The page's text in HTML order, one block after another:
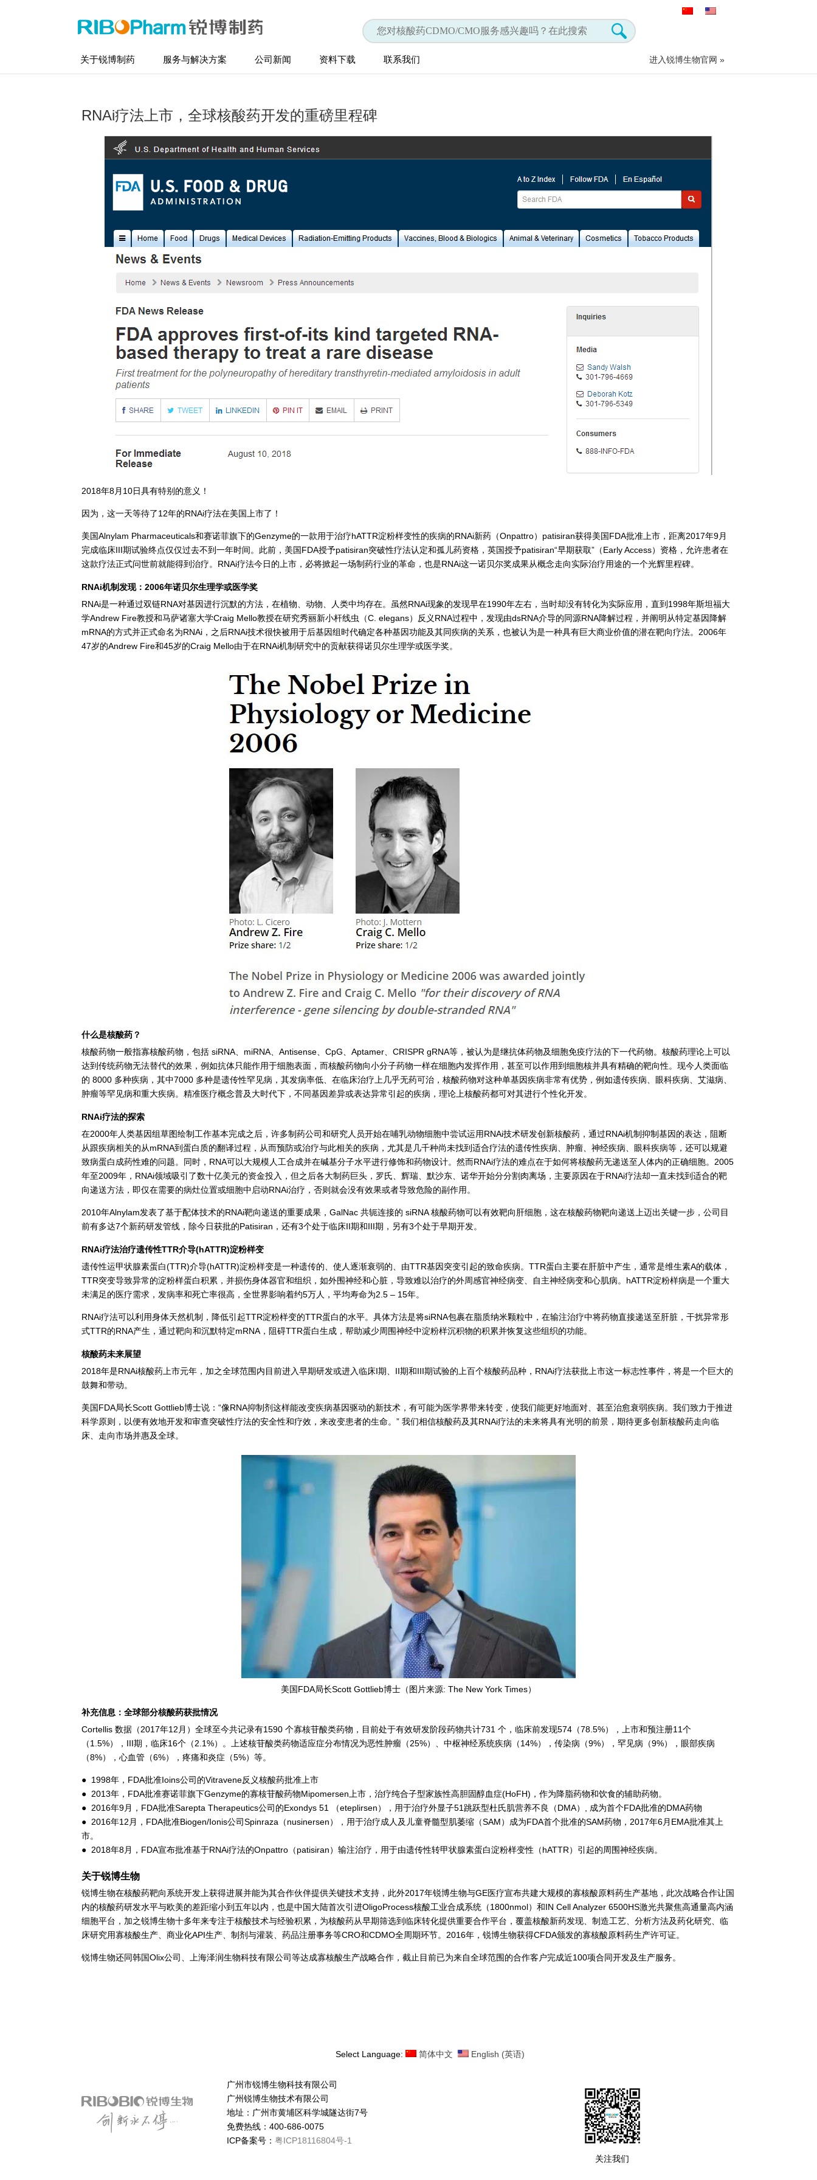
关于锐博制药 服务与解决方案 公司新闻 资料下载 联系我们 进入锐博生物官网 »
RNAi疗法上市，全球核酸药开发的重磅里程碑
2018年8月10日具有特别的意义！
因为，这一天等待了12年的RNAi疗法在美国上市了！
美国Alnylam Pharmaceuticals和赛诺菲旗下的Genzyme的一款用于治疗hATTR淀粉样变性的疾病的RNAi新药（Onpattro）patisiran获得美国FDA批准上市，距离2017年9月
完成临床III期试验终点仅仅过去不到一年时间。此前，美国FDA授予patisiran突破性疗法认定和孤儿药资格，英国授予patisiran“早期获取”（Early Access）资格，允许患者在
这款疗法正式问世前就能得到治疗。RNAi疗法今日的上市，必将掀起一场制药行业的革命，也是RNAi这一诺贝尔奖成果从概念走向实际治疗用途的一个光辉里程碑。
RNAi机制发现：2006年诺贝尔生理学或医学奖
RNAi是一种通过双链RNA对基因进行沉默的方法，在植物、动物、人类中均存在。虽然RNAi现象的发现早在1990年左右，当时却没有转化为实际应用，直到1998年斯坦福大
学Andrew Fire教授和马萨诸塞大学Craig Mello教授在研究秀丽新小杆线虫（C. elegans）反义RNA过程中，发现由dsRNA介导的同源RNA降解过程，并阐明从特定基因降解
mRNA的方式并正式命名为RNAi，之后RNAi技术很快被用于后基因组时代确定各种基因功能及其同疾病的关系，也被认为是一种具有巨大商业价值的潜在靶向疗法。2006年
47岁的Andrew Fire和45岁的Craig Mello由于在RNAi机制研究中的贡献获得诺贝尔生理学或医学奖。
什么是核酸药？
核酸药物一般指寡核酸药物，包括 siRNA、miRNA、Antisense、CpG、Aptamer、CRISPR gRNA等，被认为是继抗体药物及细胞免疫疗法的下一代药物。核酸药理论上可以
达到传统药物无法替代的效果，例如抗体只能作用于细胞表面，而核酸药物向小分子药物一样在细胞内发挥作用，甚至可以作用到细胞核并具有精确的靶向性。现今人类面临
的 8000 多种疾病，其中7000 多种是遗传性罕见病，其发病率低、在临床治疗上几乎无药可治，核酸药物对这种单基因疾病非常有优势，例如遗传疾病、眼科疾病、艾滋病、
肿瘤等罕见病和重大疾病。精准医疗概念普及大时代下，不同基因差异或表达异常引起的疾病，理论上核酸药都可对其进行个性化开发。
RNAi疗法的探索
在2000年人类基因组草图绘制工作基本完成之后，许多制药公司和研究人员开始在哺乳动物细胞中尝试运用RNAi技术研发创新核酸药，通过RNAi机制抑制基因的表达，阻断
从跟疾病相关的从mRNA到蛋白质的翻译过程，从而预防或治疗与此相关的疾病，尤其是几千种尚未找到适合疗法的遗传性疾病、肿瘤、神经疾病、眼科疾病等，还可以规避
致病蛋白成药性难的问题。同时，RNA可以大规模人工合成并在碱基分子水平进行修饰和药物设计。然而RNAi疗法的难点在于如何将核酸药无递送至人体内的正确细胞。2005
年至2009年，RNAi领域吸引了数十亿美元的资金投入，但之后各大制药巨头，罗氏、辉瑞、默沙东、诺华开始分分割肉离场，主要原因在于RNAi疗法却一直未找到适合的靶
向递送方法，即仅在需要的病灶位置或细胞中启动RNAi治疗，否则就会没有效果或者导致危险的副作用。
2010年Alnylam发表了基于配体技术的RNAi靶向递送的重要成果，GalNac 共轭连接的 siRNA 核酸药物可以有效靶向肝细胞，这在核酸药物靶向递送上迈出关键一步，公司目
前有多达7个新药研发管线，除今日获批的Patisiran，还有3个处于临床II期和III期，另有3个处于早期开发。
RNAi疗法治疗遗传性TTR介导(hATTR)淀粉样变
遗传性运甲状腺素蛋白(TTR)介导(hATTR)淀粉样变是一种遗传的、使人逐渐衰弱的、由TTR基因突变引起的致命疾病。TTR蛋白主要在肝脏中产生，通常是维生素A的载体，
TTR突变导致异常的淀粉样蛋白积累，并损伤身体器官和组织，如外围神经和心脏，导致难以治疗的外周感官神经病变、自主神经病变和心肌病。hATTR淀粉样病是一个重大
未满足的医疗需求，发病率和死亡率很高，全世界影响着约5万人，平均寿命为2.5 – 15年。
RNAi疗法可以利用身体天然机制，降低引起TTR淀粉样变的TTR蛋白的水平。具体方法是将siRNA包裹在脂质纳米颗粒中，在输注治疗中将药物直接递送至肝脏，干扰异常形
式TTR的RNA产生，通过靶向和沉默特定mRNA，阻碍TTR蛋白生成，帮助减少周围神经中淀粉样沉积物的积累并恢复这些组织的功能。
核酸药未来展望
2018年是RNAi核酸药上市元年，加之全球范围内目前进入早期研发或进入临床I期、II期和III期试验的上百个核酸药品种，RNAi疗法获批上市这一标志性事件，将是一个巨大的
鼓舞和带动。
美国FDA局长Scott Gottlieb博士说：“像RNA抑制剂这样能改变疾病基因驱动的新技术，有可能为医学界带来转变，使我们能更好地面对、甚至治愈衰弱疾病。我们致力于推进
科学原则，以便有效地开发和审查突破性疗法的安全性和疗效，来改变患者的生命。” 我们相信核酸药及其RNAi疗法的未来将具有光明的前景，期待更多创新核酸药走向临
床、走向市场并惠及全球。
美国FDA局长Scott Gottlieb博士（图片来源: The New York Times）
补充信息：全球部分核酸药获批情况
Cortellis 数据（2017年12月）全球至今共记录有1590 个寡核苷酸类药物，目前处于有效研发阶段药物共计731 个，临床前发现574（78.5%），上市和预注册11个
（1.5%），III期，临床16个（2.1%）。上述核苷酸类药物适应症分布情况为恶性肿瘤（25%）、中枢神经系统疾病（14%），传染病（9%），罕见病（9%），眼部疾病
（8%），心血管（6%），疼痛和炎症（5%）等。
● 1998年，FDA批准Ioins公司的Vitravene反义核酸药批准上市
● 2013年，FDA批准赛诺菲旗下Genzyme的寡核苷酸药物Mipomersen上市，治疗纯合子型家族性高胆固醇血症(HoFH)，作为降脂药物和饮食的辅助药物。
● 2016年9月，FDA批准Sarepta Therapeutics公司的Exondys 51 （eteplirsen），用于治疗外显子51跳跃型杜氏肌营养不良（DMA）, 成为首个FDA批准的DMA药物
● 2016年12月，FDA批准Biogen/Ionis公司Spinraza（nusinersen），用于治疗成人及儿童脊髓型肌萎缩（SAM）成为FDA首个批准的SAM药物，2017年6月EMA批准其上
市。
● 2018年8月，FDA宣布批准基于RNAi疗法的Onpattro（patisiran）输注治疗，用于由遗传性转甲状腺素蛋白淀粉样变性（hATTR）引起的周围神经疾病。
关于锐博生物
锐博生物在核酸药靶向系统开发上获得进展并能为其合作伙伴提供关键技术支持，此外2017年锐博生物与GE医疗宣布共建大规模的寡核酸原料药生产基地，此次战略合作让国
内的核酸药研发水平与欧美的差距缩小到五年以内，也是中国大陆首次引进OligoProcess核酸工业合成系统（1800nmol）和IN Cell Analyzer 6500HS激光共聚焦高通量高内涵
细胞平台，加之锐博生物十多年来专注于核酸技术与经验积累，为核酸药从早期筛选到临床转化提供重要合作平台，覆盖核酸新药发现、制造工艺、分析方法及药化研究、临
床研究用寡核酸生产、商业化API生产、制剂与灌装、药品注册事务等CRO和CDMO全周期环节。2016年，锐博生物获得CFDA颁发的寡核酸原料药生产许可证。
锐博生物还同韩国Olix公司、上海泽润生物科技有限公司等达成寡核酸生产战略合作，截止目前已为来自全球范围的合作客户完成近100项合同开发及生产服务。
Select Language: 简体中文 English (英语)
广州市锐博生物科技有限公司
广州锐博生物技术有限公司
地址：广州市黄埔区科学城隧达街7号
免费热线：400-686-0075
ICP备案号： 粤ICP18116804号-1
关注我们